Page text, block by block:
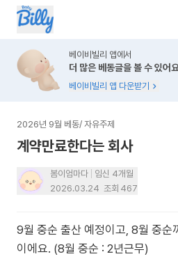
베이비빌리 앱에서
더 많은 베동글을 볼 수 있어
베이비빌리 앱 다운받기
2026년 9월 베동/ 자유주제
계약만료한다는 회사
봄이엄마다
임신 4개월
2026.03.24 조회 467
9월 중순 출산 예정이고, 8월 중순
이에요. (8월 중순 : 2년근무)